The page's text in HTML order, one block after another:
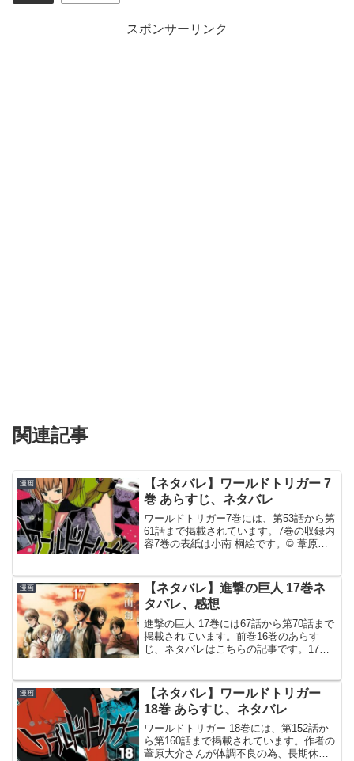
スポンサーリンク
関連記事
漫画
【ネタバレ】ワールドトリガー 7
巻 あらすじ、ネタバレ
ワールドトリガー7巻には、第53話から第
61話まで掲載されています。7巻の収録内
容7巻の表紙は小南 桐絵です。© 葦原大
新型のラービットが倒されたのを見て、
アフ...
漫画
【ネタバレ】進撃の巨人 17巻ネ
タバレ、感想
進撃の巨人 17巻には67話から第70話まで
掲載されています。前巻16巻のあらす
じ、ネタバレはこちらの記事です。17巻
自ら巨人化する注射薬を舐めて巨人化
し、地...
漫画
【ネタバレ】ワールドトリガー
18巻 あらすじ、ネタバレ
ワールドトリガー 18巻には、第152話か
ら第160話まで掲載されています。作者の
葦原大介さんが体調不良の為、長期休載